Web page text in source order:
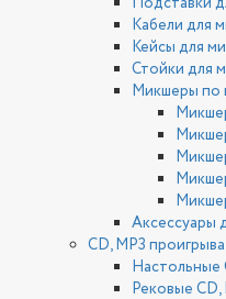
Кабели для
Кейсы для
Стойки для
Микшеры по
Аксессуары
CD, MP3
Настольные
Рековые CD,